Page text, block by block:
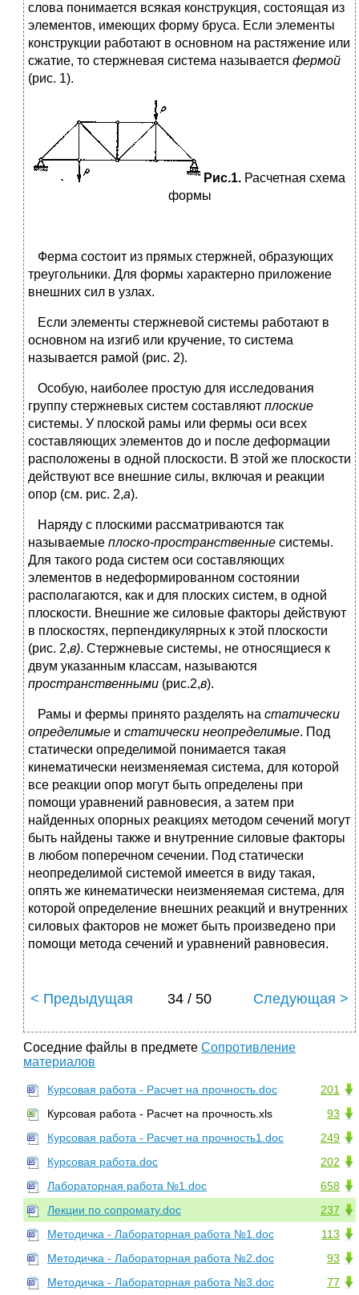
слова понимается всякая конструкция, состоящая из
элементов, имеющих форму бруса. Если элементы
конструкции работают в основном на растяжение или
сжатие, то стержневая система называется фермой
(рис. 1).
Рис.1. Расчетная схема
формы
Ферма состоит из прямых стержней, образующих
треугольники. Для формы характерно приложение
внешних сил в узлах.
Если элементы стержневой системы работают в
основном на изгиб или кручение, то система
называется рамой (рис. 2).
Особую, наиболее простую для исследования
группу стержневых систем составляют плоские
системы. У плоской рамы или фермы оси всех
составляющих элементов до и после деформации
расположены в одной плоскости. В этой же плоскости
действуют все внешние силы, включая и реакции
опор (см. рис. 2,а).
Наряду с плоскими рассматриваются так
называемые плоско-пространственные системы.
Для такого рода систем оси составляющих
элементов в недеформированном состоянии
располагаются, как и для плоских систем, в одной
плоскости. Внешние же силовые факторы действуют
в плоскостях, перпендикулярных к этой плоскости
(рис. 2,в). Стержневые системы, не относящиеся к
двум указанным классам, называются
пространственными (рис.2,в).
Рамы и фермы принято разделять на статически
определимые и статически неопределимые. Под
статически определимой понимается такая
кинематически неизменяемая система, для которой
все реакции опор могут быть определены при
помощи уравнений равновесия, а затем при
найденных опорных реакциях методом сечений могут
быть найдены также и внутренние силовые факторы
в любом поперечном сечении. Под статически
неопределимой системой имеется в виду такая,
опять же кинематически неизменяемая система, для
которой определение внешних реакций и внутренних
силовых факторов не может быть произведено при
помощи метода сечений и уравнений равновесия.
< Предыдущая 34 / 50 Следующая >
Соседние файлы в предмете Сопротивление
материалов
201
Курсовая работа - Расчет на прочность.doc
93
Курсовая работа - Расчет на прочность.xls
249
Курсовая работа - Расчет на прочность1.doc
202
Курсовая работа.doc
658
Лабораторная работа №1.doc
237
Лекции по сопромату.doc
113
Методичка - Лабораторная работа №1.doc
93
Методичка - Лабораторная работа №2.doc
77
Методичка - Лабораторная работа №3.doc